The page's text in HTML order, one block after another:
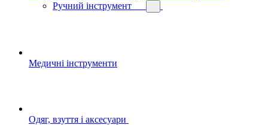
Ручний інструмент
Медичні інструменти
Одяг, взуття і аксесуари